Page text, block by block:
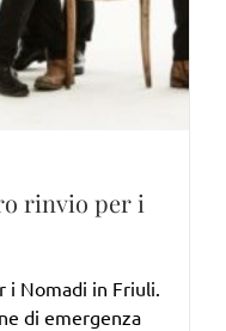
rinvio per i
i Nomadi in Friuli.
di emergenza